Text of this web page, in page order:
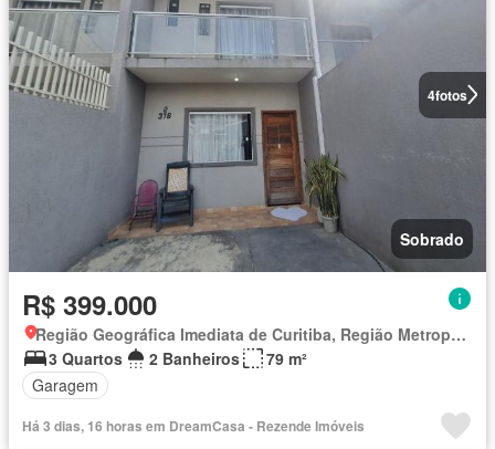
4fotos
Sobrado
R$ 399.000
Região Geográfica Imediata de Curitiba, Região Metropolitana de Curitiba
3 Quartos
2 Banheiros
79 m²
Garagem
Há 3 dias, 16 horas em DreamCasa - Rezende Imóveis